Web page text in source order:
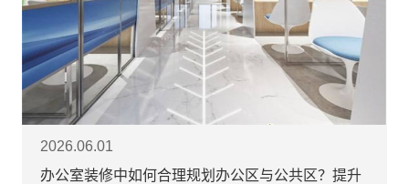
2026.06.01
办公室装修中如何合理规划办公区与公共区？提升